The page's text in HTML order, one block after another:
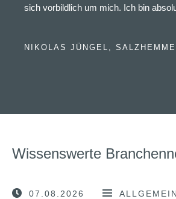
sich vorbildlich um mich. Ich bin
NIKOLAS JÜNGEL,
Wissenswerte
07.08.2026